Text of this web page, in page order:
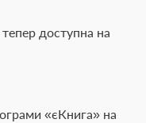
доступна на
«єКнига» на